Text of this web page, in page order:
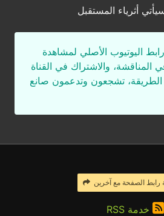
أثرياء المستقبل
اليوتيوب الأصلي لمشاهدة
المناقشة، والاشتراك في القناة
الطريقة، تشجعون وتدعمون صانع
رابط الصفحة مع آخرين
خدمة RSS